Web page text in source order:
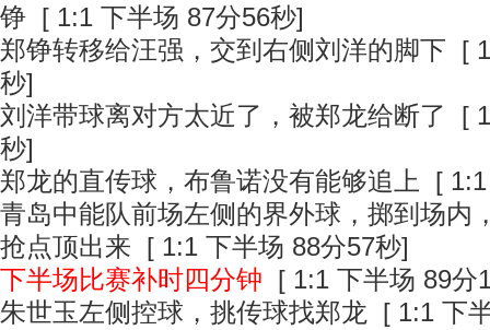
铮 [ 1:1 下半场 87分56秒]
郑铮转移给汪强，交到右侧刘洋的脚下 [
秒]
刘洋带球离对方太近了，被郑龙给断了
[
秒]
郑龙的直传球，布鲁诺没有能够追上
[
青岛中能队前场左侧的界外球，掷到场内
抢点顶出来 [ 1:1 下半场 88分57秒]
下半场比赛补时四分钟 [ 1:1 下半场 89分
朱世玉左侧控球，挑传球找郑龙 [ 1:1 下